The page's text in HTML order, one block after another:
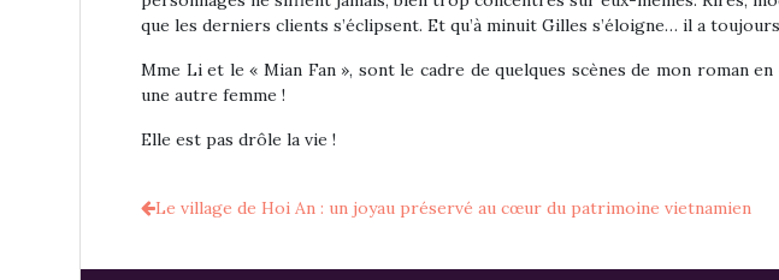
que les derniers clients s’éclipsent. Et qu’à minuit Gilles s’éloigne… il a
Mme Li et le « Mian Fan », sont le cadre de quelques scènes de mon roman
une autre femme !
Elle est pas drôle la vie !
Le village de Hoi An : un joyau préservé au cœur du patrimoine vietnamien